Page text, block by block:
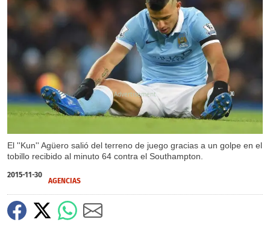
El ''Kun'' Agüero salió del terreno de juego gracias a un golpe en el
tobillo recibido al minuto 64 contra el Southampton.
X
2015-11-30
AGENCIAS